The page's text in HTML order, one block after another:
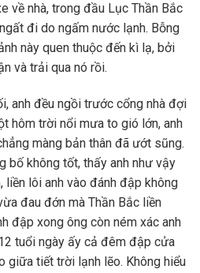
về nhà, trong đầu Lục Thần Bắc
đi do ngấm nước lạnh. Bỗng
này quen thuộc đến kì lạ, bởi
và trải qua nó rồi.
anh đều ngồi trước cổng nhà đợi
hôm trời nổi mưa to gió lớn, anh
màng bản thân đã ướt sũng.
bố không tốt, thấy anh như vậy
liền lôi anh vào đánh đập không
đau đớn mà Thần Bắc liền
đập xong ông còn ném xác anh
tuổi ngày ấy cả đêm đập cửa
giữa tiết trời lạnh lẽo. Không hiểu